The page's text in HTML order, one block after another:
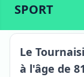
SPORT
Tournai
Le
à l'âge de